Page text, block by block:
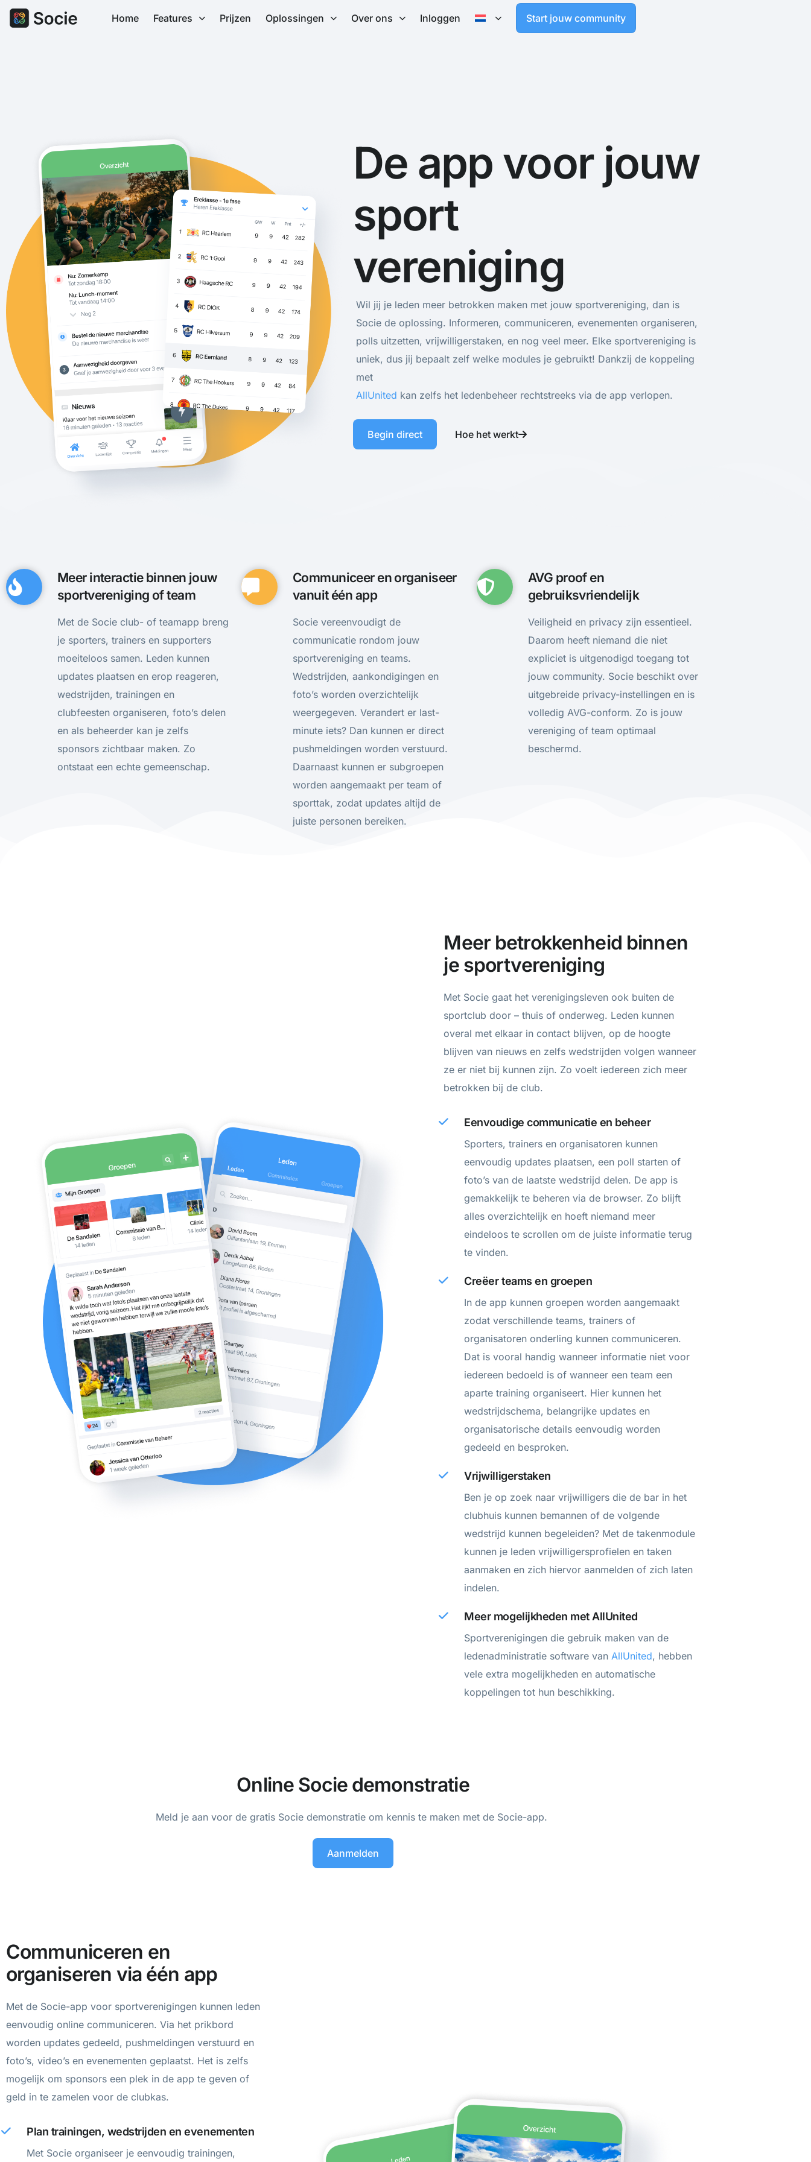
Home Features Prijzen Oplossingen Over ons Inloggen Start jouw community
De app voor jouw
sport
vereniging
Wil jij je leden meer betrokken maken met jouw sportvereniging, dan is
Socie de oplossing. Informeren, communiceren, evenementen organiseren,
polls uitzetten, vrijwilligerstaken, en nog veel meer. Elke sportvereniging is
uniek, dus jij bepaalt zelf welke modules je gebruikt! Dankzij de koppeling
met
AllUnited kan zelfs het ledenbeheer rechtstreeks via de app verlopen.
Begin direct Hoe het werkt
Meer interactie binnen jouw
sportvereniging of team
Met de Socie club- of teamapp breng
je sporters, trainers en supporters
moeiteloos samen. Leden kunnen
updates plaatsen en erop reageren,
wedstrijden, trainingen en
clubfeesten organiseren, foto’s delen
en als beheerder kan je zelfs
sponsors zichtbaar maken. Zo
ontstaat een echte gemeenschap.
Communiceer en organiseer
vanuit één app
Socie vereenvoudigt de
communicatie rondom jouw
sportvereniging en teams.
Wedstrijden, aankondigingen en
foto’s worden overzichtelijk
weergegeven. Verandert er last-
minute iets? Dan kunnen er direct
pushmeldingen worden verstuurd.
Daarnaast kunnen er subgroepen
worden aangemaakt per team of
sporttak, zodat updates altijd de
juiste personen bereiken.
AVG proof en
gebruiksvriendelijk​
Veiligheid en privacy zijn essentieel.
Daarom heeft niemand die niet
expliciet is uitgenodigd toegang tot
jouw community. Socie beschikt over
uitgebreide privacy-instellingen en is
volledig AVG-conform. Zo is jouw
vereniging of team optimaal
beschermd.
Meer betrokkenheid binnen
je sportvereniging
Met Socie gaat het verenigingsleven ook buiten de
sportclub door – thuis of onderweg. Leden kunnen
overal met elkaar in contact blijven, op de hoogte
blijven van nieuws en zelfs wedstrijden volgen wanneer
ze er niet bij kunnen zijn. Zo voelt iedereen zich meer
betrokken bij de club.
Eenvoudige communicatie en beheer
Sporters, trainers en organisatoren kunnen
eenvoudig updates plaatsen, een poll starten of
foto’s van de laatste wedstrijd delen. De app is
gemakkelijk te beheren via de browser. Zo blijft
alles overzichtelijk en hoeft niemand meer
eindeloos te scrollen om de juiste informatie terug
te vinden.
Creëer teams en groepen
In de app kunnen groepen worden aangemaakt
zodat verschillende teams, trainers of
organisatoren onderling kunnen communiceren.
Dat is vooral handig wanneer informatie niet voor
iedereen bedoeld is of wanneer een team een
aparte training organiseert. Hier kunnen het
wedstrijdschema, belangrijke updates en
organisatorische details eenvoudig worden
gedeeld en besproken.
Vrijwilligerstaken
Ben je op zoek naar vrijwilligers die de bar in het
clubhuis kunnen bemannen of de volgende
wedstrijd kunnen begeleiden? Met de takenmodule
kunnen je leden vrijwilligersprofielen en taken
aanmaken en zich hiervor aanmelden of zich laten
indelen.
Meer mogelijkheden met AllUnited​
Sportverenigingen die gebruik maken van de
ledenadministratie software vanAllUnited, hebben
vele extra mogelijkheden en automatische
koppelingen tot hun beschikking.
Online Socie demonstratie
Meld je aan voor de gratis Socie demonstratie om kennis te maken met de Socie-app.
Aanmelden
Communiceren en
organiseren via één app
Met de Socie-app voor sportverenigingen kunnen leden
eenvoudig online communiceren. Via het prikbord
worden updates gedeeld, pushmeldingen verstuurd en
foto’s, video’s en evenementen geplaatst. Het is zelfs
mogelijk om sponsors een plek in de app te geven of
geld in te zamelen voor de clubkas.
Plan trainingen, wedstrijden en evenementen
Met Socie organiseer je eenvoudig trainingen,